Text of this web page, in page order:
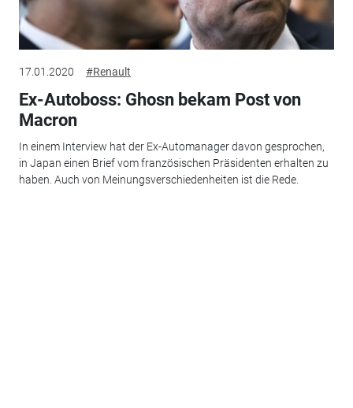
17.01.2020 #Renault
Ex-Autoboss: Ghosn bekam Post von
Macron
In einem Interview hat der Ex-Automanager davon gesprochen,
in Japan einen Brief vom französischen Präsidenten erhalten zu
haben. Auch von Meinungsverschiedenheiten ist die Rede.